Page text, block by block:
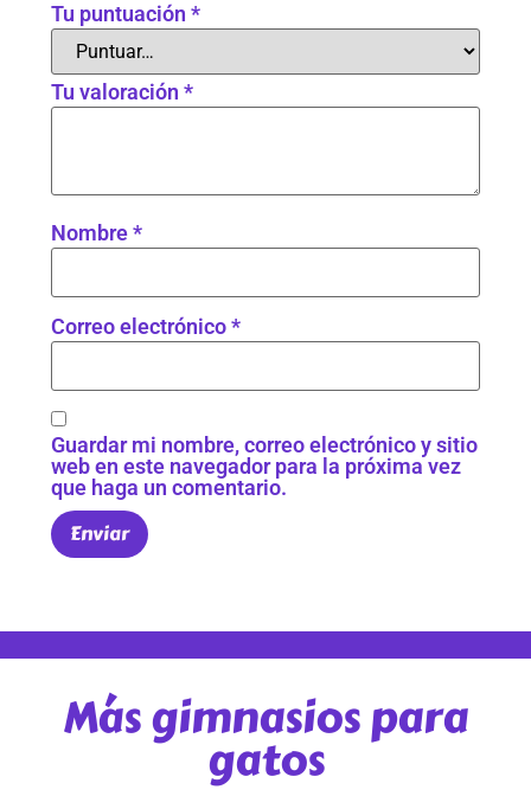
Tu puntuación*
Tu valoración*
Nombre*
Correo electrónico*
Guardar mi nombre, correo electrónico y sitio
web en este navegador para la próxima vez
que haga un comentario.
Más gimnasios para
gatos